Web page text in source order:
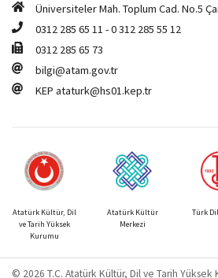
Üniversiteler Mah. Toplum Cad. No.5
0312 285 65 11 -0 312 285 55 12
0312 285 65 73
bilgi@atam.gov.tr
KEP ataturk@hs01.kep.tr
Atatürk Kültür, Dil
ve Tarih Yüksek
Kurumu
Atatürk Kültür
Merkezi
Türk
© 2026 T.C. Atatürk Kültür, Dil ve Tarih Yüksek